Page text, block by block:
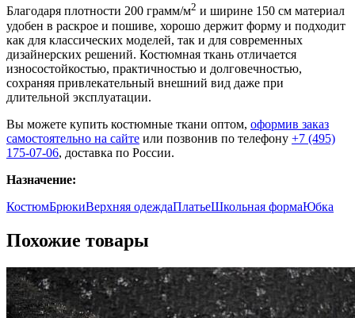
Благодаря плотности 200 грамм/м2 и ширине 150 см материал
удобен в раскрое и пошиве, хорошо держит форму и подходит
как для классических моделей, так и для современных
дизайнерских решений. Костюмная ткань отличается
износостойкостью, практичностью и долговечностью,
сохраняя привлекательный внешний вид даже при
длительной эксплуатации.
Вы можете купить костюмные ткани оптом, оформив заказ
самостоятельно на сайте или позвонив по телефону +7 (495)
175-07-06, доставка по России.
Назначение:
КостюмБрюкиВерхняя одеждаПлатьеШкольная формаЮбка
Похожие товары